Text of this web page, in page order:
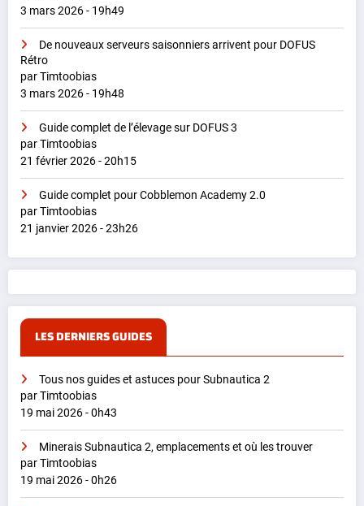
3 mars 2026 - 19h49
De nouveaux serveurs saisonniers arrivent pour DOFUS
Rétro
par Timtoobias
3 mars 2026 - 19h48
Guide complet de l’élevage sur DOFUS 3
par Timtoobias
21 février 2026 - 20h15
Guide complet pour Cobblemon Academy 2.0
par Timtoobias
21 janvier 2026 - 23h26
LES DERNIERS GUIDES
Tous nos guides et astuces pour Subnautica 2
par Timtoobias
19 mai 2026 - 0h43
Minerais Subnautica 2, emplacements et où les trouver
par Timtoobias
19 mai 2026 - 0h26